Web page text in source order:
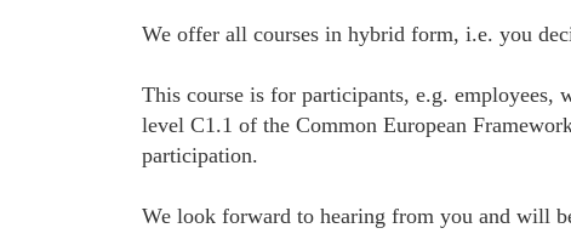
We offer all courses in hybrid form, i.e. you
This course is for participants, e.g. employees,
level C1.1 of the Common European
participation.
We look forward to hearing from you and will